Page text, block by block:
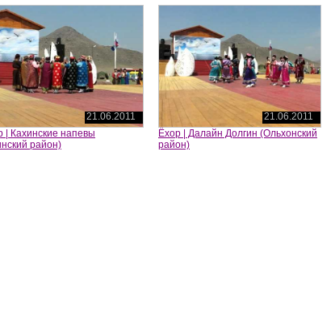
21.06.2011
| Кахинские напевы
район)
21.06.2011
Ёхор | Далайн Долгин (Ольхонский
район)